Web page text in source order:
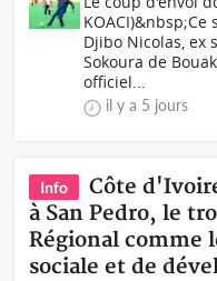
Djibo Nicolas, ex
Sokoura de
officiel...
il y a 5 jours
Info
Côte
à San Pedro, le
Régional comme
sociale et de